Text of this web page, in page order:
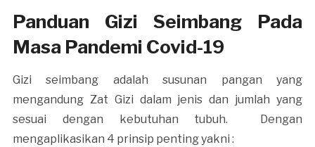
Panduan Gizi Seimbang Pada
Masa Pandemi Covid-19
Gizi seimbang adalah susunan pangan yang
mengandung Zat Gizi dalam jenis dan jumlah yang
sesuai dengan kebutuhan tubuh. Dengan
mengaplikasikan 4 prinsip penting yakni :